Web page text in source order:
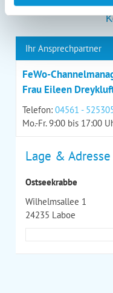
Ihr Ansprechpartner
FeWo-
Frau Eileen
Telefon: 04561 -
Mo.-Fr. 9:00 bis 17:00
Lage &
Ostseekrabbe
Wilhelmsallee 1
24235 Laboe